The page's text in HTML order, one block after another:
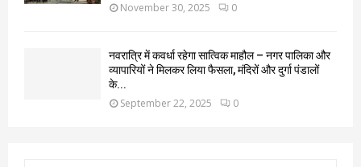
November 30, 2025 0
नवरात्रि में कवर्धा रहेगा सात्विक माहौल – नगर पालिका और
व्यापारियों ने मिलकर लिया फैसला, मंदिरों और दुर्गा पंडालों
के...
September 22, 2025 0